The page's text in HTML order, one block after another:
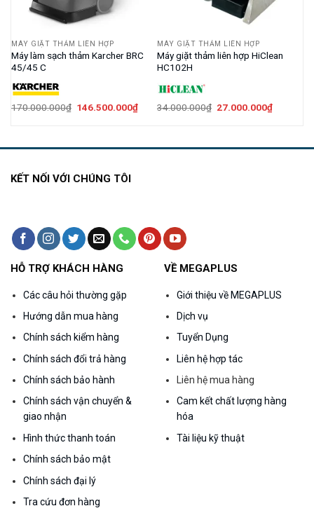
MÁY GIẶT THẢM LIÊN HỢP
Máy làm sạch thảm Karcher BRC
45/45 C
170.000.000₫ Giá
146.500.000₫Giá
MÁY GIẶT THẢM LIÊN HỢP
Máy giặt thảm liên hợp HiClean
HC102H
34.000.000₫ Giá
27.000.000₫Giá
KẾT NỐI VỚI CHÚNG TÔI
HỖ TRỢ KHÁCH HÀNG
Các câu hỏi thường gặp
Hướng dẫn mua hàng
Chính sách kiểm hàng
Chính sách đổi trả hàng
Chính sách bảo hành
Chính sách vận chuyển &
giao nhận
Hình thức thanh toán
Chính sách bảo mật
Chính sách đại lý
Tra cứu đơn hàng
VỀ MEGAPLUS
Giới thiệu về MEGAPLUS
Dịch vụ
Tuyển Dụng
Liên hệ hợp tác
Liên hệ mua hàng
Cam kết chất lượng hàng
hóa
Tài liệu kỹ thuật